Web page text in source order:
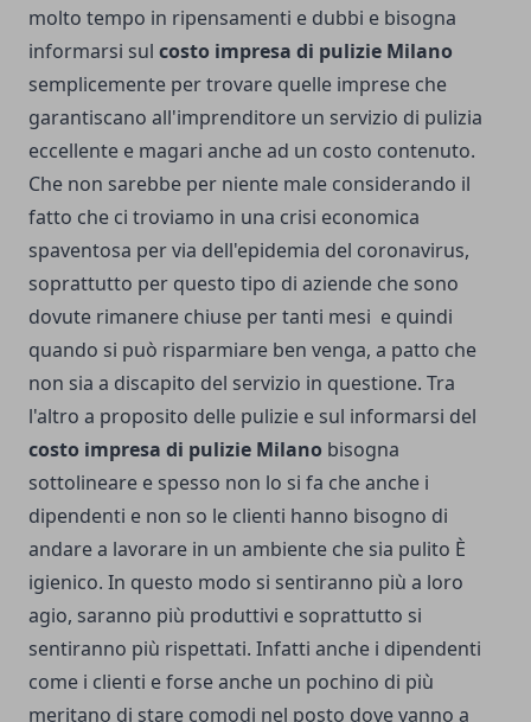
molto tempo in ripensamenti e dubbi e bisogna
informarsi sul costo impresa di pulizie Milano
semplicemente per trovare quelle imprese che
garantiscano all'imprenditore un servizio di pulizia
eccellente e magari anche ad un costo contenuto.
Che non sarebbe per niente male considerando il
fatto che ci troviamo in una crisi economica
spaventosa per via dell'epidemia del coronavirus,
soprattutto per questo tipo di aziende che sono
dovute rimanere chiuse per tanti mesi e quindi
quando si può risparmiare ben venga, a patto che
non sia a discapito del servizio in questione. Tra
l'altro a proposito delle pulizie e sul informarsi del
costo impresa di pulizie Milano bisogna
sottolineare e spesso non lo si fa che anche i
dipendenti e non so le clienti hanno bisogno di
andare a lavorare in un ambiente che sia pulito È
igienico. In questo modo si sentiranno più a loro
agio, saranno più produttivi e soprattutto si
sentiranno più rispettati. Infatti anche i dipendenti
come i clienti e forse anche un pochino di più
meritano di stare comodi nel posto dove vanno a